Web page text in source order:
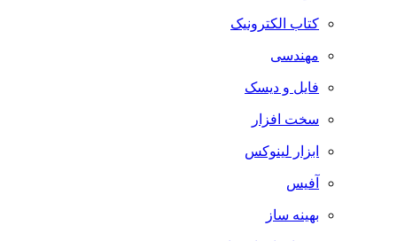
کتاب الکترونیک
مهندسی
فایل و دیسک
سخت افزار
ابزار لینوکس
آفیس
بهینه ساز